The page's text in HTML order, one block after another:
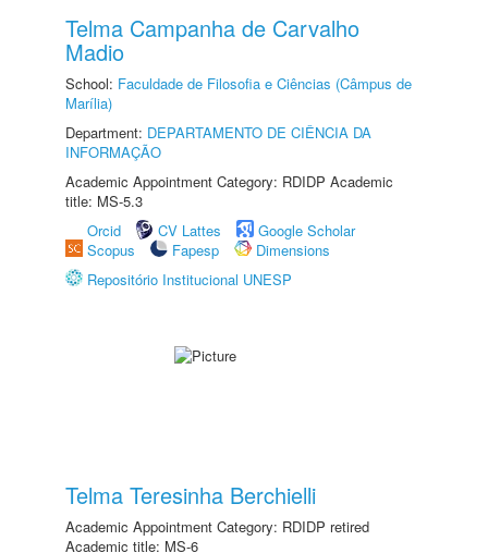
Telma Campanha de Carvalho
Madio
School: Faculdade de Filosofia e Ciências (Câmpus de
Marília)
Department: DEPARTAMENTO DE CIÊNCIA DA
INFORMAÇÃO
Academic Appointment Category: RDIDP Academic
title: MS-5.3
Orcid
CV Lattes
Google Scholar
Scopus
Fapesp
Dimensions
Repositório Institucional UNESP
Telma Teresinha Berchielli
Academic Appointment Category: RDIDP retired
Academic title: MS-6